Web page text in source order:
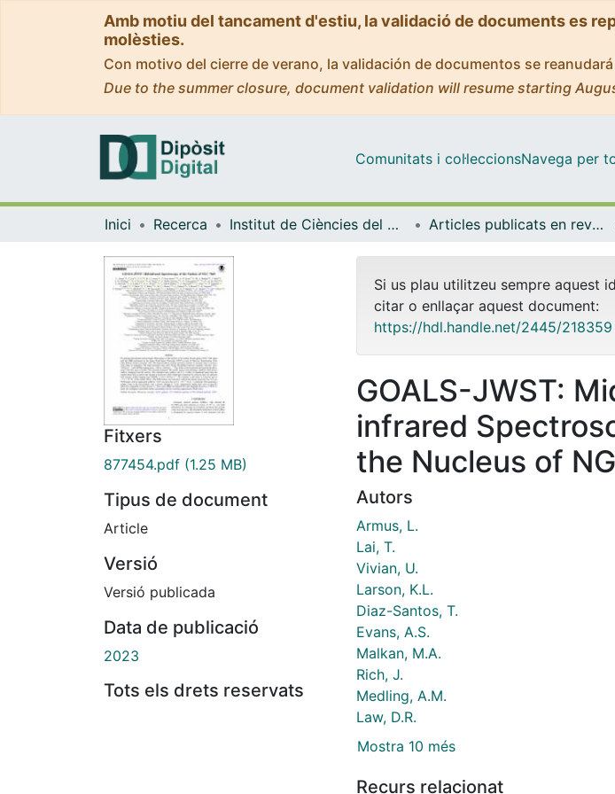
Amb motiu del tancament d'estiu, la validació de documents es
molèsties.
Con motivo del cierre de verano, la validación de documentos se
Due to the summer closure, document validation will resume starting
Comunitats i col·leccionsNavega per
Inici Recerca Institut de Ciències del Cosmos (ICCUB) Articles publicats en revistes (Institut de Ciències del Cosmos (ICCUB))
Fitxers
877454.pdf (1.25 MB)
Tipus de document
Article
Versió
Versió publicada
Data de publicació
2023
Tots els drets reservats
Si us plau utilitzeu sempre aquest
citar o enllaçar aquest document:
https://hdl.handle.net/2445/218359
GOALS-JWST:
infrared
the Nucleus of
Autors
Armus, L.
Lai, T.
Vivian, U.
Larson, K.L.
Diaz-Santos, T.
Evans, A.S.
Malkan, M.A.
Rich, J.
Medling, A.M.
Law, D.R.
Mostra 10 més
Recurs relacionat